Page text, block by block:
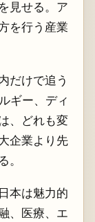
見せる。ア
を行う産業
だけで追う
ギー、ディ
、どれも変
企業より先
本は魅力的
、医療、エ